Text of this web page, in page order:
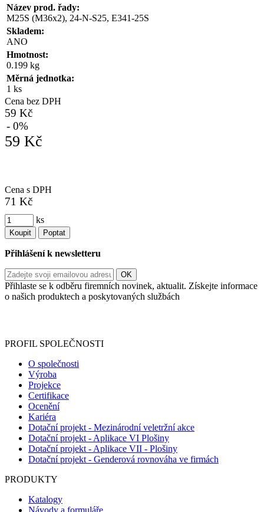
Název prod. řady:
M25S (M36x2), 24-N-S25, E341-25S
Skladem:
ANO
Hmotnost:
0.199 kg
Měrná jednotka:
1 ks
Cena bez DPH
59 Kč
- 0%
59 Kč
Cena s DPH
71 Kč
ks
Koupit Poptat
Přihlášení k newsletteru
Přihlaste se k odběru firemních novinek, aktualit. Získejte informace
o našich produktech a poskytovaných službách
PROFIL SPOLEČNOSTI
O společnosti
Výroba
Projekce
Certifikace
Ocenění
Kariéra
Dotační projekt - Mezinárodní veletržní akce
Dotační projekt - Aplikace VI Plošiny
Dotační projekt - Aplikace VII - Plošiny
Dotační projekt - Genderová rovnováha ve firmách
PRODUKTY
Katalogy